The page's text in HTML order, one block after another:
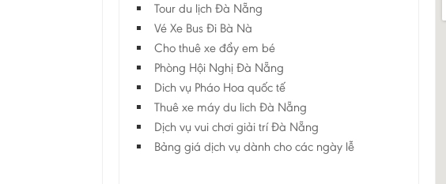
Tour du lịch Đà Nẵng
Vé Xe Bus Đi Bà Nà
Cho thuê xe đẩy em bé
Phòng Hội Nghị Đà Nẵng
Dich vụ Pháo Hoa quốc tế
Thuê xe máy du lich Đà Nẵng
Dịch vụ vui chơi giải trí Đà Nẵng
Bảng giá dịch vụ dành cho các ngày lễ